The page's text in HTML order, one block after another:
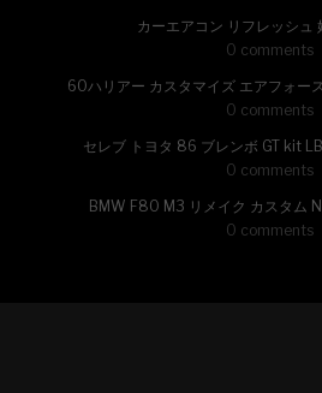
カーエアコン リフレッシュ
0 comments
60ハリアー カスタマイズ エアフォー
0 comments
セレブ トヨタ 86 ブレンボ GT kit
0 comments
BMW F80 M3 リメイク カスタム
0 comments